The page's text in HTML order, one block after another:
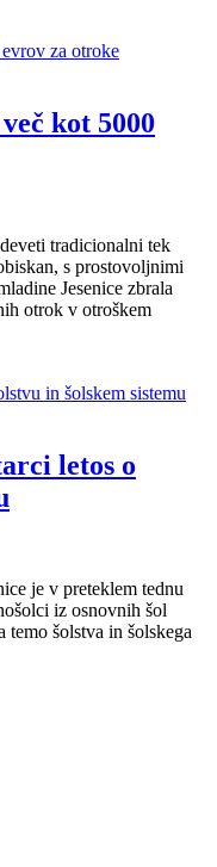
kot 5000
tradicionalni tek
s prostovoljnimi
Jesenice zbrala
otrok v otroškem
letos o
je v preteklem tednu
iz osnovnih šol
temo šolstva in šolskega